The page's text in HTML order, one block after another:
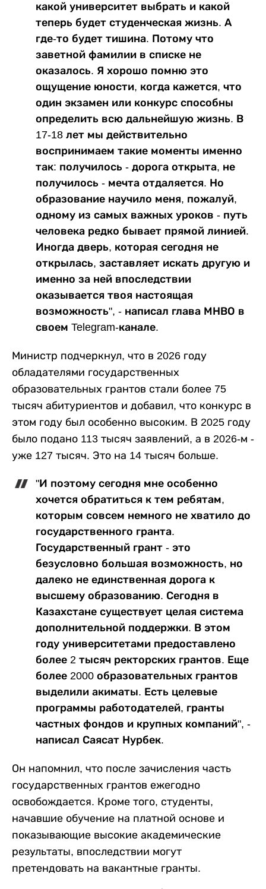
какой университет выбрать и какой
теперь будет студенческая жизнь. А
где-то будет тишина. Потому что
заветной фамилии в списке не
оказалось. Я хорошо помню это
ощущение юности, когда кажется, что
один экзамен или конкурс способны
определить всю дальнейшую жизнь. В
17-18 лет мы действительно
воспринимаем такие моменты именно
так: получилось - дорога открыта, не
получилось - мечта отдаляется. Но
образование научило меня, пожалуй,
одному из самых важных уроков - путь
человека редко бывает прямой линией.
Иногда дверь, которая сегодня не
открылась, заставляет искать другую и
именно за ней впоследствии
оказывается твоя настоящая
возможность", - написал глава МНВО в
своем Telegram-канале.
Министр подчеркнул, что в 2026 году
обладателями государственных
образовательных грантов стали более 75
тысяч абитуриентов и добавил, что конкурс в
этом году был особенно высоким. В 2025 году
было подано 113 тысяч заявлений, а в 2026-м -
уже 127 тысяч. Это на 14 тысяч больше.
"И поэтому сегодня мне особенно
хочется обратиться к тем ребятам,
которым совсем немного не хватило до
государственного гранта.
Государственный грант - это
безусловно большая возможность, но
далеко не единственная дорога к
высшему образованию. Сегодня в
Казахстане существует целая система
дополнительной поддержки. В этом
году университетами предоставлено
более 2 тысяч ректорских грантов. Еще
более 2000 образовательных грантов
выделили акиматы. Есть целевые
программы работодателей, гранты
частных фондов и крупных компаний", -
написал Саясат Нурбек.
Он напомнил, что после зачисления часть
государственных грантов ежегодно
освобождается. Кроме того, студенты,
начавшие обучение на платной основе и
показывающие высокие академические
результаты, впоследствии могут
претендовать на вакантные гранты.